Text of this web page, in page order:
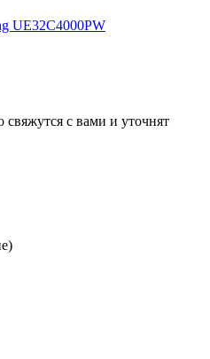
UE32C4000PW
с вами и уточнят